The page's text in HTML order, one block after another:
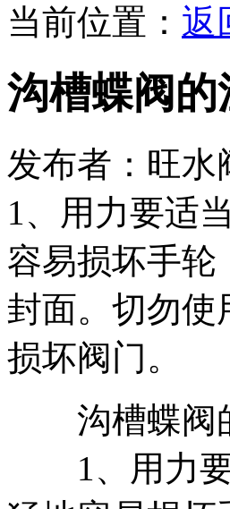
当前位置： 返
沟槽蝶阀
发布者：旺水
1、用力要适
容易损坏手轮
封面。切勿使
损坏阀门。
沟槽蝶阀
1、用力要